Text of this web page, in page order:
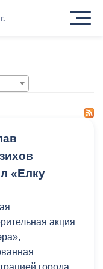
«Елку
акция
города,